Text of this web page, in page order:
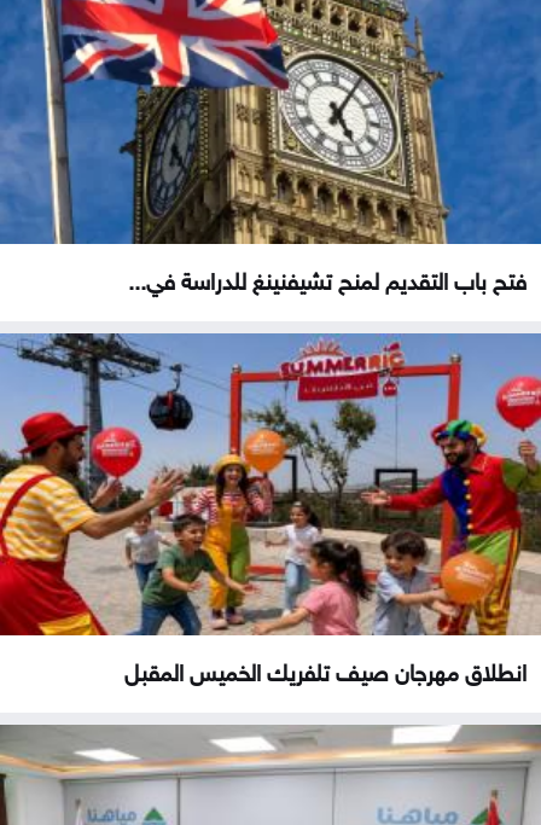
فتح باب التقديم لمنح تشيفنينغ للدراسة في...
انطلاق مهرجان صيف تلفريك الخميس المقبل